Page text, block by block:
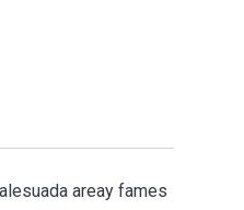
areay fames